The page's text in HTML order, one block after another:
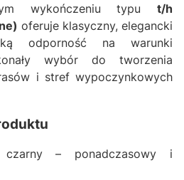
wykończeniu typu t/h
oferuje klasyczny, elegancki
odporność na warunki
wybór do tworzenia
i stref wypoczynkowych
czarny – ponadczasowy i